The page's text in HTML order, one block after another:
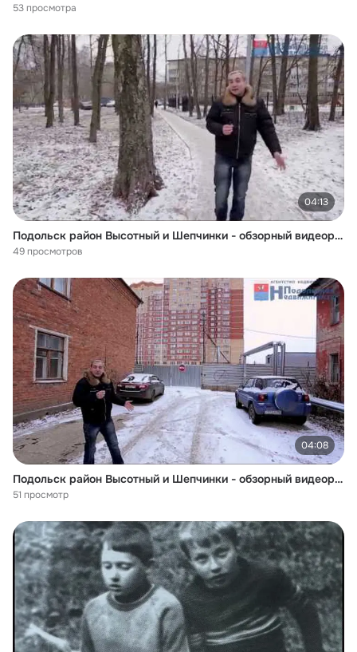
53 просмотра
04:13
Подольск район Высотный и Шепчинки - обзорный видеоролик -- 2 ЧАСТЬ
49 просмотров
04:08
Подольск район Высотный и Шепчинки - обзорный видеоролик -- 1 ЧАСТЬ
51 просмотр